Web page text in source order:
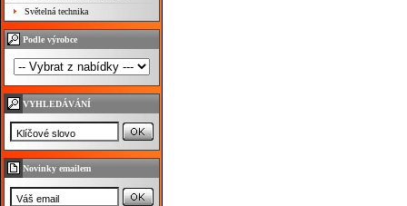
Světelná technika
Podle výrobce
VYHLEDÁVÁNÍ
Novinky emailem